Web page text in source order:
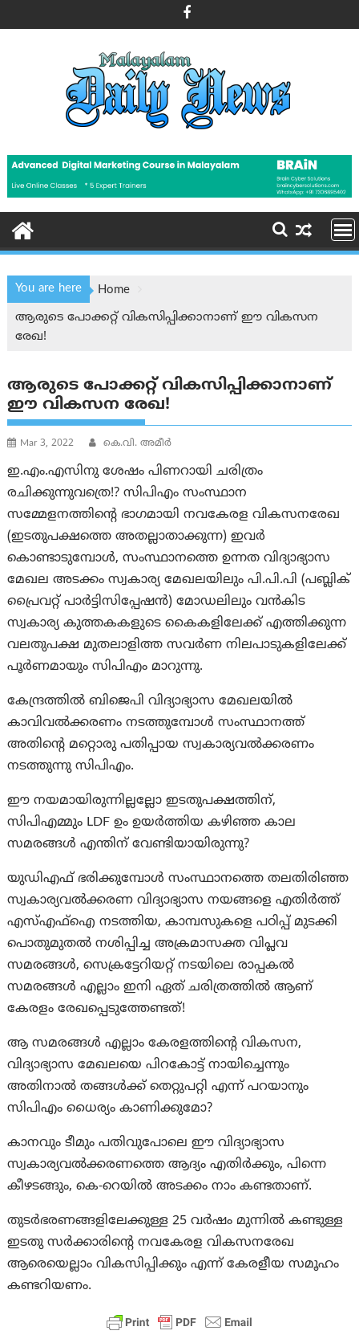
to
You are here
Home
ആരുടെ പോക്കറ്റ് വികസിപ്പിക്കാനാണ് ഈ വികസന
രേഖ!
ആരുടെ പോക്കറ്റ് വികസിപ്പിക്കാനാണ്
ഈ വികസന രേഖ!
Mar 3, 2022 കെ.വി. അമീർ
ഇ.എം.എസിനു ശേഷം പിണറായി ചരിത്രം
രചിക്കുന്നുവത്രെ!? സിപിഎം സംസ്ഥാന
സമ്മേളനത്തിന്റെ ഭാഗമായി നവകേരള വികസനരേഖ
(ഇടതുപക്ഷത്തെ അതല്ലാതാക്കുന്ന) ഇവർ
കൊണ്ടാടുമ്പോൾ, സംസ്ഥാനത്തെ ഉന്നത വിദ്യാഭ്യാസ
മേഖല അടക്കം സ്വകാര്യ മേഖലയിലും പി.പി.പി (പബ്ലിക്
പ്രൈവറ്റ് പാർട്ടിസിപ്പേഷൻ) മോഡലിലും വൻകിട
സ്വകാര്യ കുത്തകകളുടെ കൈകളിലേക്ക് എത്തിക്കുന്ന
വലതുപക്ഷ മുതലാളിത്ത സവർണ നിലപാടുകളിലേക്ക്
പൂർണമായും സിപിഎം മാറുന്നു.
കേന്ദ്രത്തിൽ ബിജെപി വിദ്യാഭ്യാസ മേഖലയിൽ
കാവിവൽക്കരണം നടത്തുമ്പോൾ സംസ്ഥാനത്ത്
അതിന്റെ മറ്റൊരു പതിപ്പായ സ്വകാര്യവൽക്കരണം
നടത്തുന്നു സിപിഎം.
ഈ നയമായിരുന്നില്ലല്ലോ ഇടതുപക്ഷത്തിന്,
സിപിഎമ്മും LDF ഉം ഉയർത്തിയ കഴിഞ്ഞ കാല
സമരങ്ങൾ എന്തിന് വേണ്ടിയായിരുന്നു?
യുഡി‌എഫ് ഭരിക്കുമ്പോൾ സംസ്ഥാനത്തെ തലതിരിഞ്ഞ
സ്വകാര്യവൽക്കരണ വിദ്യാഭ്യാസ നയങ്ങളെ എതിർത്ത്
എസ്‌എഫ്‌ഐ നടത്തിയ, കാമ്പസുകളെ പഠിപ്പ് മുടക്കി
പൊതുമുതൽ നശിപ്പിച്ച അക്രമാസക്ത വിപ്ലവ
സമരങ്ങൾ, സെക്രട്ടേറിയറ്റ് നടയിലെ രാപ്പകൽ
സമരങ്ങൾ എല്ലാം ഇനി ഏത് ചരിത്രത്തിൽ ആണ്
കേരളം രേഖപ്പെടുത്തേണ്ടത്!
ആ സമരങ്ങൾ എല്ലാം കേരളത്തിന്റെ വികസന,
വിദ്യാഭ്യാസ മേഖലയെ പിറകോട്ട് നായിച്ചെന്നും
അതിനാൽ തങ്ങൾക്ക് തെറ്റുപറ്റി എന്ന് പറയാനും
സിപിഎം ധൈര്യം കാണിക്കുമോ?
കാനവും ടീമും പതിവുപോലെ ഈ വിദ്യാഭ്യാസ
സ്വകാര്യവൽക്കരണത്തെ ആദ്യം എതിർക്കും, പിന്നെ
കീഴടങ്ങും, കെ-റെയിൽ അടക്കം നാം കണ്ടതാണ്.
തുടർഭരണങ്ങളിലേക്കുള്ള 25 വർഷം മുന്നിൽ കണ്ടുള്ള
ഇടതു സർക്കാരിന്റെ നവകേരള വികസനരേഖ
ആരെയെല്ലാം വികസിപ്പിക്കും എന്ന് കേരളീയ സമൂഹം
കണ്ടറിയണം.